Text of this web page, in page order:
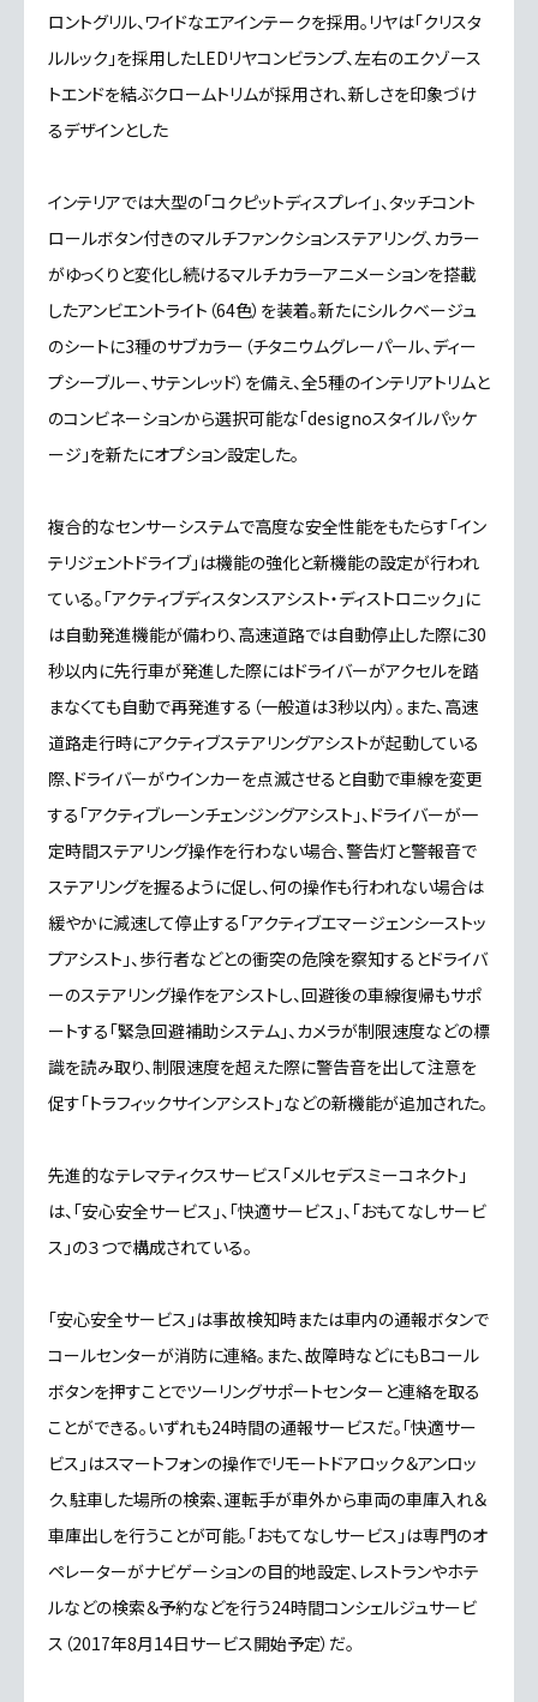
ロントグリル、ワイドなエアインテークを採用。リヤは「クリスタ
ルルック」を採用したLEDリヤコンビランプ、左右のエクゾース
トエンドを結ぶクロームトリムが採用され、新しさを印象づけ
るデザインとした
インテリアでは大型の「コクピットディスプレイ」、タッチコント
ロールボタン付きのマルチファンクションステアリング、カラー
がゆっくりと変化し続けるマルチカラーアニメーションを搭載
したアンビエントライト（64色）を装着。新たにシルクベージュ
のシートに3種のサブカラー（チタニウムグレーパール、ディー
プシーブルー、サテンレッド）を備え、全5種のインテリアトリムと
のコンビネーションから選択可能な「designoスタイルパッケ
ージ」を新たにオプション設定した。
複合的なセンサーシステムで高度な安全性能をもたらす「イン
テリジェントドライブ」は機能の強化と新機能の設定が行われ
ている。「アクティブディスタンスアシスト・ディストロニック」に
は自動発進機能が備わり、高速道路では自動停止した際に30
秒以内に先行車が発進した際にはドライバーがアクセルを踏
まなくても自動で再発進する（一般道は3秒以内）。また、高速
道路走行時にアクティブステアリングアシストが起動している
際、ドライバーがウインカーを点滅させると自動で車線を変更
する「アクティブレーンチェンジングアシスト」、ドライバーが一
定時間ステアリング操作を行わない場合、警告灯と警報音で
ステアリングを握るように促し、何の操作も行われない場合は
緩やかに減速して停止する「アクティブエマージェンシーストッ
プアシスト」、歩行者などとの衝突の危険を察知するとドライバ
ーのステアリング操作をアシストし、回避後の車線復帰もサポ
ートする「緊急回避補助システム」、カメラが制限速度などの標
識を読み取り、制限速度を超えた際に警告音を出して注意を
促す「トラフィックサインアシスト」などの新機能が追加された。
先進的なテレマティクスサービス「メルセデスミーコネクト」
は、「安心安全サービス」、「快適サービス」、「おもてなしサービ
ス」の３つで構成されている。
「安心安全サービス」は事故検知時または車内の通報ボタンで
コールセンターが消防に連絡。また、故障時などにもBコール
ボタンを押すことでツーリングサポートセンターと連絡を取る
ことができる。いずれも24時間の通報サービスだ。「快適サー
ビス」はスマートフォンの操作でリモートドアロック＆アンロッ
ク、駐車した場所の検索、運転手が車外から車両の車庫入れ＆
車庫出しを行うことが可能。「おもてなしサービス」は専門のオ
ペレーターがナビゲーションの目的地設定、レストランやホテ
ルなどの検索＆予約などを行う24時間コンシェルジュサービ
ス（2017年8月14日サービス開始予定）だ。